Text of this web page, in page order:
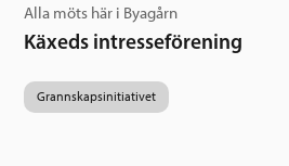
Alla möts här i Byagårn
Käxeds intresseförening
Grannskapsinitiativet